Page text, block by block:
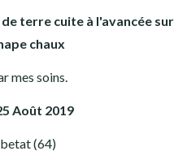
terre cuite à l'avancée sur
chaux
mes soins.
Août 2019
(64)